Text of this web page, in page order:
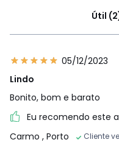
Útil
05/12/2023
Lindo
Bonito, bom e barato
Eu recomendo este
Carmo , Porto Cliente